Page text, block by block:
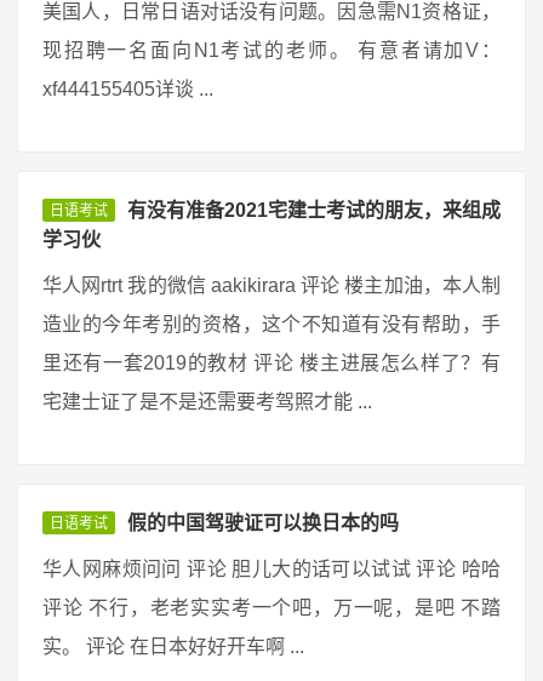
美国人，日常日语对话没有问题。因急需N1资格证，
现招聘一名面向N1考试的老师。 有意者请加V：
xf444155405详谈 ...
日语考试
有没有准备2021宅建士考试的朋友，来组成
学习伙
华人网rtrt 我的微信 aakikirara 评论 楼主加油，本人制
造业的今年考别的资格，这个不知道有没有帮助，手
里还有一套2019的教材 评论 楼主进展怎么样了？有
宅建士证了是不是还需要考驾照才能 ...
日语考试 假的中国驾驶证可以换日本的吗
华人网麻烦问问 评论 胆儿大的话可以试试 评论 哈哈
评论 不行，老老实实考一个吧，万一呢，是吧 不踏
实。 评论 在日本好好开车啊 ...